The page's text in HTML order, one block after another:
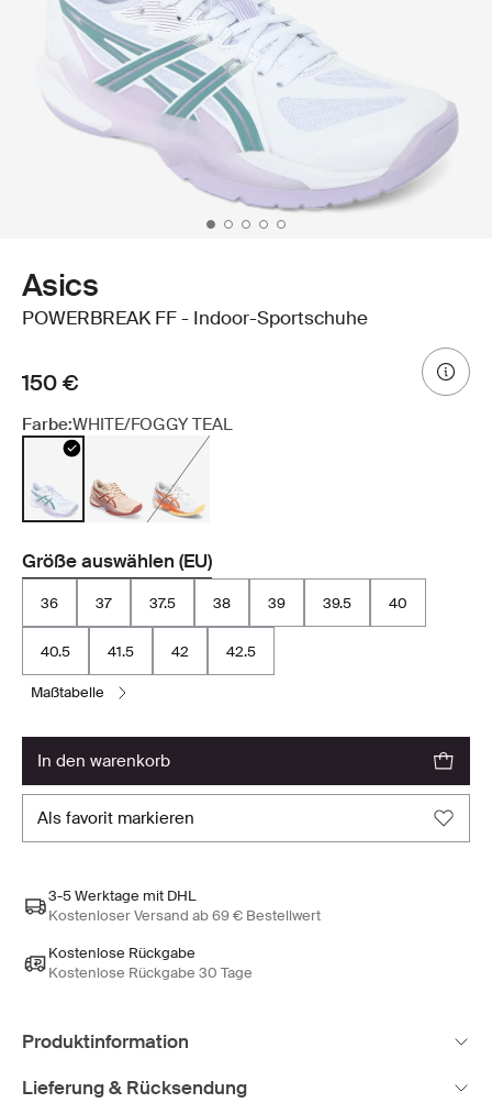
Asics
POWERBREAK FF - Indoor-Sportschuhe
150 €
Farbe:WHITE/FOGGY TEAL
Größe auswählen (EU)
36 37 37.5 38 39 39.5 40
40.5 41.5 42 42.5
maßtabelle
in den warenkorb
als favorit markieren
3-5 Werktage mit DHL
Kostenloser Versand ab 69 € Bestellwert
Kostenlose Rückgabe
Kostenlose Rückgabe 30 Tage
Produktinformation
Lieferung & Rücksendung